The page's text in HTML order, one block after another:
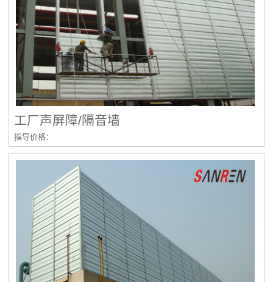
工厂声屏障/隔音墙
指导价格：